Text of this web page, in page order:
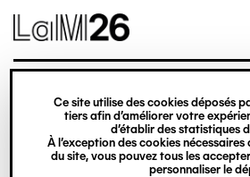
Gestion des cookies
Ce site utilise des cookies déposés
tiers afin d’améliorer votre
d’établir des statistiques
À l’exception des cookies
du site, vous pouvez tous les
personnaliser le
contenu